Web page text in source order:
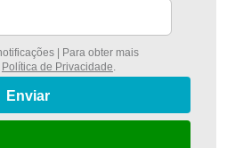
| Para obter mais
Política de Privacidade
Enviar